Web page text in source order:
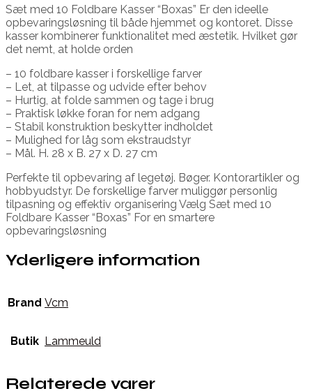
Sæt med 10 Foldbare Kasser “Boxas” Er den ideelle
opbevaringsløsning til både hjemmet og kontoret. Disse
kasser kombinerer funktionalitet med æstetik. Hvilket gør
det nemt, at holde orden
– 10 foldbare kasser i forskellige farver
– Let, at tilpasse og udvide efter behov
– Hurtig, at folde sammen og tage i brug
– Praktisk løkke foran for nem adgang
– Stabil konstruktion beskytter indholdet
– Mulighed for låg som ekstraudstyr
– Mål. H. 28 x B. 27 x D. 27 cm
Perfekte til opbevaring af legetøj. Bøger. Kontorartikler og
hobbyudstyr. De forskellige farver muliggør personlig
tilpasning og effektiv organisering Vælg Sæt med 10
Foldbare Kasser “Boxas” For en smartere
opbevaringsløsning
Yderligere information
Brand Vcm
Butik Lammeuld
Relaterede varer